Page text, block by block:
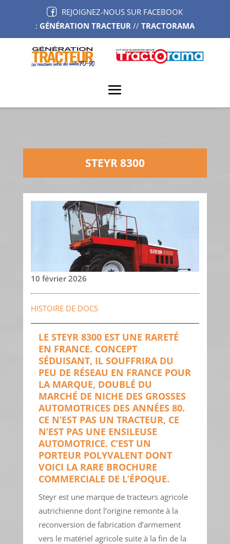
REJOIGNEZ-NOUS SUR FACEBOOK
: GÉNÉRATION TRACTEUR// TRACTORAMA
STEYR 8300
10 février 2026
HISTOIRE DE DOCS
LE STEYR 8300 EST UNE RARETÉ
EN FRANCE. CONCEPT
SÉDUISANT, IL SOUFFRIRA DU
PEU DE RÉSEAU EN FRANCE POUR
LA MARQUE, DOUBLÉ DU
MARCHÉ DE NICHE DES GROSSES
AUTOMOTRICES DES ANNÉES 80.
CE N’EST PAS UN TRACTEUR, CE
N’EST PAS UNE ENSILEUSE
AUTOMOTRICE. C’EST UN
PORTEUR POLYVALENT DONT
VOICI LA RARE BROCHURE
COMMERCIALE DE L’ÉPOQUE.
Steyr est une marque de tracteurs agricole
autrichienne dont l’origine remonte à la
reconversion de fabrication d’armement
vers le matériel agricole suite à la fin de la